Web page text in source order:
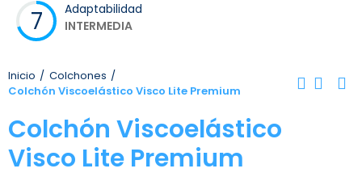
7
Adaptabilidad
INTERMEDIA
Inicio
Colchones
Colchón Viscoelástico Visco Lite Premium
Colchón Viscoelástico
Visco Lite Premium